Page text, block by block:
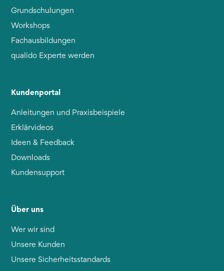
Grundschulungen
Workshops
Fachausbildungen
qualido Experte werden
Kundenportal
Anleitungen und Praxisbeispiele
Erklärvideos
Ideen & Feedback
Downloads
Kundensupport
Über uns
Wer wir sind
Unsere Kunden
Unsere Sicherheitsstandards